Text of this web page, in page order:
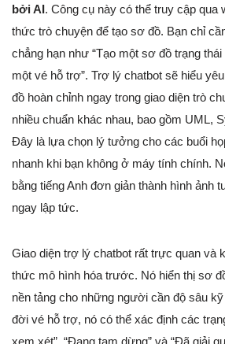
bởi AI. Công cụ này có thể truy cập qua
thức trò chuyện để tạo sơ đồ. Bạn chỉ
chẳng hạn như “Tạo một sơ đồ trạng
một vé hỗ trợ”. Trợ lý chatbot sẽ hiểu
đồ hoàn chỉnh ngay trong giao diện trò
nhiều chuẩn khác nhau, bao gồm UML,
Đây là lựa chọn lý tưởng cho các buổi
nhanh khi bạn không ở máy tính chính.
bằng tiếng Anh đơn giản thành hình ảnh
ngay lập tức.
Giao diện trợ lý chatbot rất trực quan và
thức mô hình hóa trước. Nó hiển thị sơ
nền tảng cho những người cần độ sâu
đời vé hỗ trợ, nó có thể xác định các
xem xét”, “Đang tạm dừng” và “Đã giải